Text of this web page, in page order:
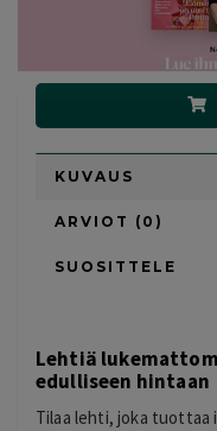
KUVAUS
ARVIOT (0)
SUOSITTELE
Lehtiä
edulliseen hintaan
Tilaa lehti, joka tuottaa